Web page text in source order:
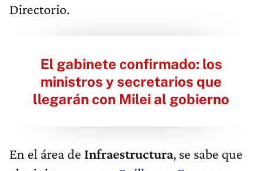
Directorio.
El gabinete confirmado: los
ministros y secretarios que
llegarán con Milei al gobierno
En el área de Infraestructura, se sabe que